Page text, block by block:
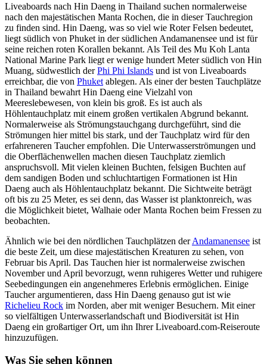
Liveaboards nach Hin Daeng in Thailand suchen normalerweise
nach den majestätischen Manta Rochen, die in dieser Tauchregion
zu finden sind. Hin Daeng, was so viel wie Roter Felsen bedeutet,
liegt südlich von Phuket in der südlichen Andamanensee und ist für
seine reichen roten Korallen bekannt. Als Teil des Mu Koh Lanta
National Marine Park liegt er wenige hundert Meter südlich von Hin
Muang, südwestlich derPhi Phi Islands und ist von Liveaboards
erreichbar, die von Phuket ablegen. Als einer der besten Tauchplätze
in Thailand bewahrt Hin Daeng eine Vielzahl von
Meereslebewesen, von klein bis groß. Es ist auch als
Höhlentauchplatz mit einem großen vertikalen Abgrund bekannt.
Normalerweise als Strömungstauchgang durchgeführt, sind die
Strömungen hier mittel bis stark, und der Tauchplatz wird für den
erfahreneren Taucher empfohlen. Die Unterwasserströmungen und
die Oberflächenwellen machen diesen Tauchplatz ziemlich
anspruchsvoll. Mit vielen kleinen Buchten, felsigen Buchten auf
dem sandigen Boden und schluchtartigen Formationen ist Hin
Daeng auch als Höhlentauchplatz bekannt. Die Sichtweite beträgt
oft bis zu 25 Meter, es sei denn, das Wasser ist planktonreich, was
die Möglichkeit bietet, Walhaie oder Manta Rochen beim Fressen zu
beobachten.
Ähnlich wie bei den nördlichen Tauchplätzen derAndamanensee ist
die beste Zeit, um diese majestätischen Kreaturen zu sehen, von
Februar bis April. Das Tauchen hier ist normalerweise zwischen
November und April bevorzugt, wenn ruhigeres Wetter und ruhigere
Seebedingungen ein angenehmeres Erlebnis ermöglichen. Einige
Taucher argumentieren, dass Hin Daeng genauso gut ist wie
Richelieu Rock im Norden, aber mit weniger Besuchern. Mit einer
so vielfältigen Unterwasserlandschaft und Biodiversität ist Hin
Daeng ein großartiger Ort, um ihn Ihrer Liveaboard.com-Reiseroute
hinzuzufügen.
Was Sie sehen können